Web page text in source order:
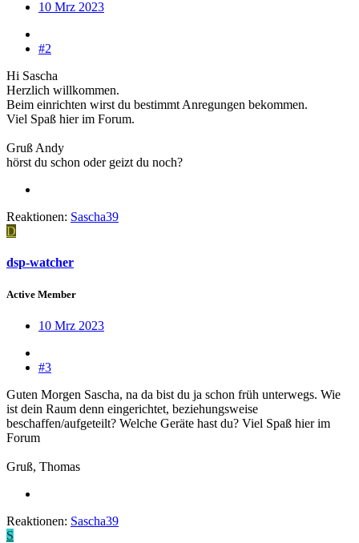
10 Mrz 2023
#2
Hi Sascha
Herzlich willkommen.
Beim einrichten wirst du bestimmt Anregungen bekommen.
Viel Spaß hier im Forum.
Gruß Andy
hörst du schon oder geizt du noch?
Reaktionen: Sascha39
D
dsp-watcher
Active Member
10 Mrz 2023
#3
Guten Morgen Sascha, na da bist du ja schon früh unterwegs. Wie
ist dein Raum denn eingerichtet, beziehungsweise
beschaffen/aufgeteilt? Welche Geräte hast du? Viel Spaß hier im
Forum
Gruß, Thomas
Reaktionen: Sascha39
S